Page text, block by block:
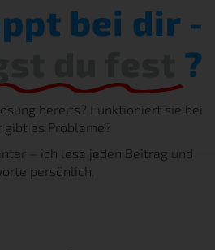
bei dir -
?
bereits? Funktioniert sie bei
gibt es Probleme?
– ich lese jeden Beitrag und
persönlich.